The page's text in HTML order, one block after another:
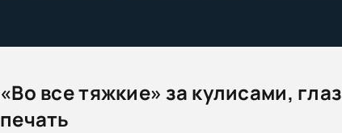
«Во все тяжкие» за кулисами,
печать